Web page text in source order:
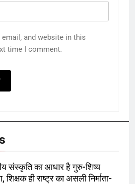
email, and website in this
time I comment.
संस्कृति का आधार है गुरु-शिष्य
शिक्षक ही राष्ट्र का असली निर्माता-